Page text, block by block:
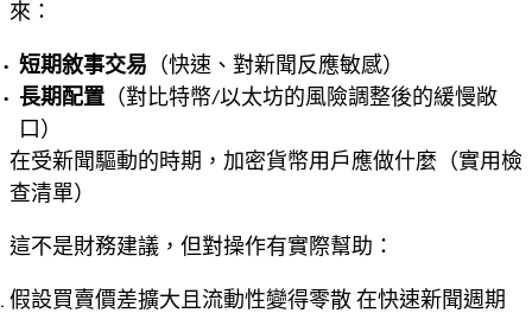
來：
短期敘事交易 （快速、對新聞反應敏感）
長期配置 （對比特幣/以太坊的風險調整後的緩慢敞
口）
在受新聞驅動的時期，加密貨幣用戶應做什麼（實用檢
查清單）
這不是財務建議，但對操作有實際幫助：
假設買賣價差擴大且流動性變得零散在快速新聞週期